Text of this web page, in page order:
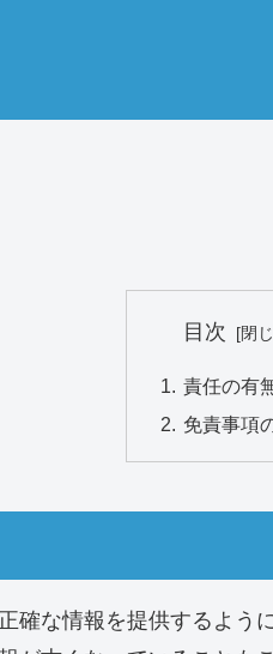
目次
責任の有
免責事項
確な情報を提供するよう